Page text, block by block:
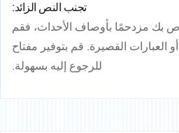
تجنب النص الزائد:
بك مزدحمًا بأوصاف الأحداث، فقم
العبارات القصيرة. قم بتوفير مفتاح
للرجوع إليه بسهولة.